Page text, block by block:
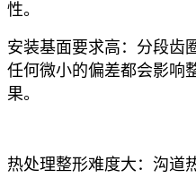
性。‌
安装基面要求高‌：分段齿
任何微小的偏差都会影响
果。‌
热处理整形难度大‌：沟道